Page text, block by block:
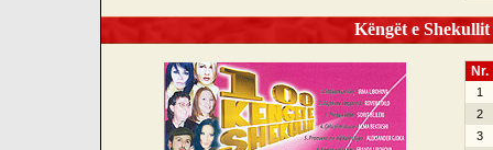
Këngët e
Nr.
1
2
3